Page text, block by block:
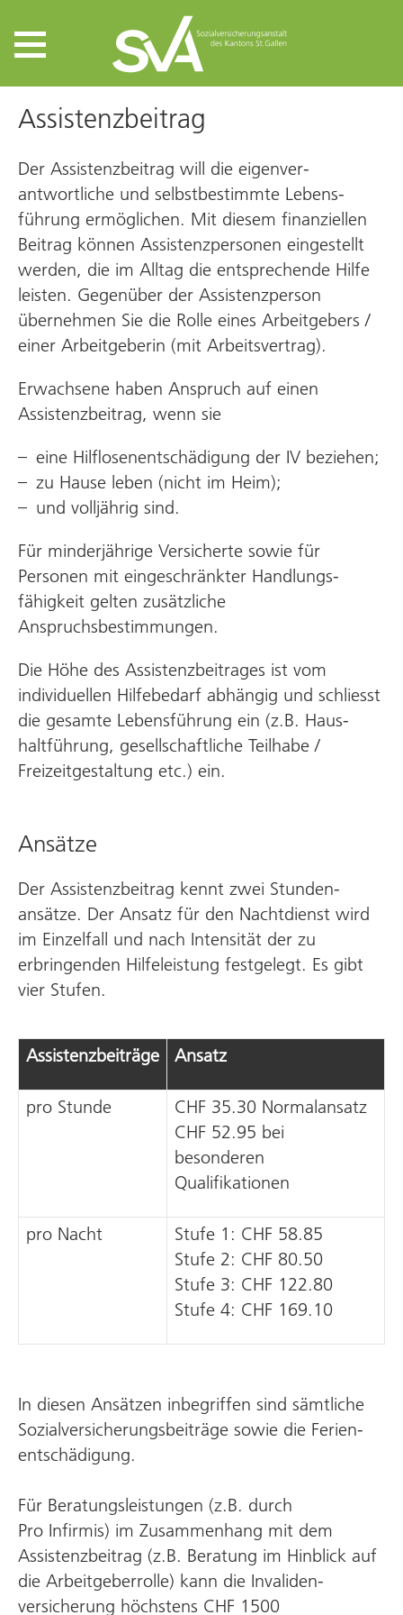
Assistenzbeitrag
Der Assistenzbeitrag will die eigen­ver­
antwortliche und selbst­bestimmte Lebens­
führung ermöglichen. Mit diesem finanziellen
Beitrag können Assistenz­personen eingestellt
werden, die im Alltag die ent­sprechende Hilfe
leisten. Gegenüber der Assistenz­person
übernehmen Sie die Rolle eines Arbeit­gebers /
einer Arbeit­geberin (mit Arbeitsvertrag).
Erwachsene haben Anspruch auf einen
Assistenz­beitrag, wenn sie
eine Hilflosenentschädigung der IV beziehen;
zu Hause leben (nicht im Heim);
und volljährig sind.
Für minderjährige Versicherte sowie für
Personen mit ein­ge­schränkter Handlungs­
fähigkeit gelten zu­sätzliche
Anspruchsbestimmungen.
Die Höhe des Assistenz­beitrages ist vom
individuellen Hilfe­bedarf abhängig und schliesst
die gesamte Lebens­führung ein (z.B. Haus­
haltführung, gesell­schaftliche Teil­habe /
Freizeit­gestaltung etc.) ein.
Ansätze
Der Assistenzbeitrag kennt zwei Stunden­
ansätze. Der Ansatz für den Nach­tdienst wird
im Einzel­fall und nach Intensität der zu
erbringenden Hilfe­leistung festgelegt. Es gibt
vier Stufen.
Assistenzbeiträge Ansatz
pro Stunde
CHF 35.30 Normalansatz
CHF 52.95 bei
besonderen
Qualifikationen
pro Nacht
Stufe 1: CHF 58.85
Stufe 2: CHF 80.50
Stufe 3: CHF 122.80
Stufe 4: CHF 169.10
In diesen Ansätzen inbegriffen sind sämtliche
Sozial­versicherungs­beiträge sowie die Ferien­
entschädigung.
Für Beratungsleistungen (z.B. durch
Pro Infirmis) im Zusammen­hang mit dem
Assistenz­beitrag (z.B. Beratung im Hinblick auf
die Arbeit­geber­rolle) kann die Invaliden­
versicherung höchstens CHF 1500